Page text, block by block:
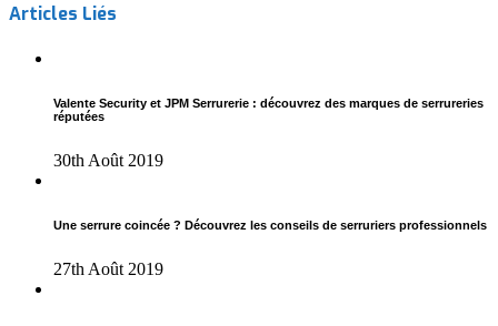
Articles Liés
Valente Security et JPM Serrurerie : découvrez des marques de serrureries
réputées
30th Août 2019
Une serrure coincée ? Découvrez les conseils de serruriers professionnels
27th Août 2019